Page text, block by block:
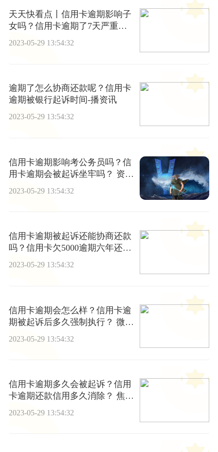
天天快看点丨信用卡逾期影响子
女吗？信用卡逾期了7天严重
吗？
2023-05-29 13:54:32
逾期了怎么协商还款呢？信用卡
逾期被银行起诉时间-播资讯
2023-05-29 13:54:32
信用卡逾期影响考公务员吗？信
用卡逾期会被起诉坐牢吗？ 资讯
2023-05-29 13:54:32
信用卡逾期被起诉还能协商还款
吗？信用卡欠5000逾期六年还会
被起诉吗？ 当前聚焦
2023-05-29 13:54:32
信用卡逾期会怎么样？信用卡逾
期被起诉后多久强制执行？ 微速
2023-05-29 13:54:32
信用卡逾期多久会被起诉？信用
卡逾期还款信用多久消除？ 焦点
2023-05-29 13:54:32